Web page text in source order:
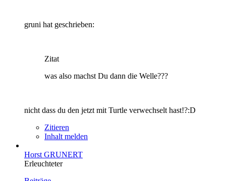
gruni hat geschrieben:
Zitat
was also machst Du dann die Welle???
nicht dass du den jetzt mit Turtle verwechselt hast!?:D
Zitieren
Inhalt melden
Horst GRUNERT
Erleuchteter